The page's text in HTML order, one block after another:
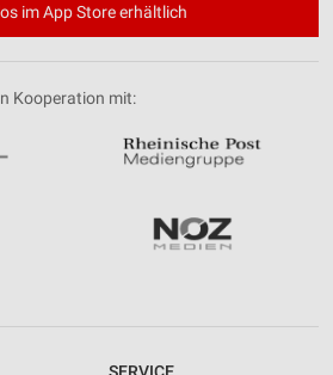
im App Store erhältlich
Kooperation mit: